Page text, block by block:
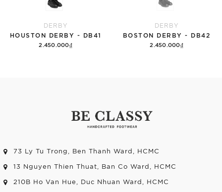
DERBY
HOUSTON DERBY - DB41
2.450.000₫
DERBY
BOSTON DERBY - DB42
2.450.000₫
73 Ly Tu Trong, Ben Thanh Ward, HCMC
13 Nguyen Thien Thuat, Ban Co Ward, HCMC
210B Ho Van Hue, Duc Nhuan Ward, HCMC